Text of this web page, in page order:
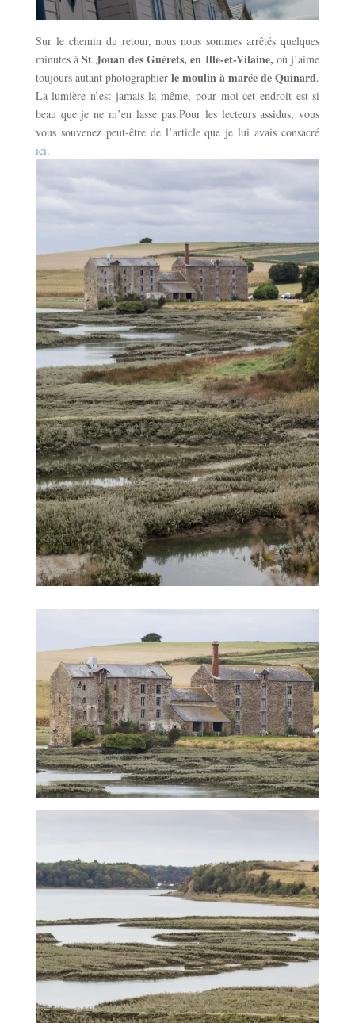
Sur le chemin du retour, nous nous sommes arrêtés quelques
minutes àSt Jouan des Guérets, en Ille-et-Vilaine, où j’aime
toujours autant photographier le moulin à marée de Quinard.
La lumière n’est jamais la même, pour moi cet endroit est si
beau que je ne m’en lasse pas.Pour les lecteurs assidus, vous
vous souvenez peut-être de l’article que je lui avais consacré
ici.